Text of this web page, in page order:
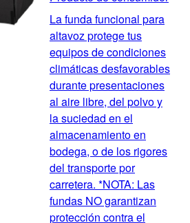
La funda funcional para
altavoz protege tus
equipos de condiciones
climáticas desfavorables
durante presentaciones
al aire libre, del polvo y
la suciedad en el
almacenamiento en
bodega, o de los rigores
del transporte por
carretera. *NOTA: Las
fundas NO garantizan
protección contra el